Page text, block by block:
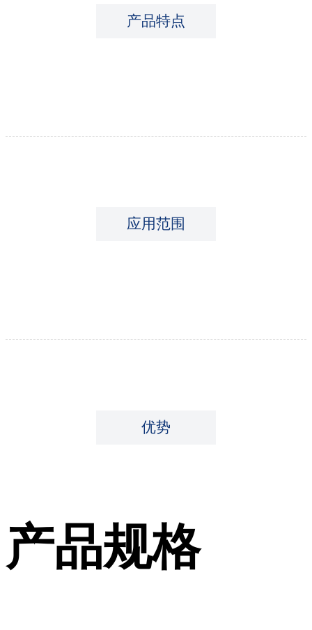
产品特点
应用范围
优势
产品规格